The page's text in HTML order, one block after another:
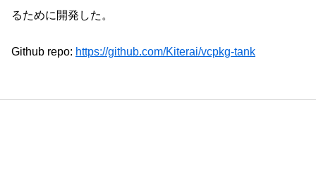
るために開発した。
Github repo: https://github.com/Kiterai/vcpkg-tank